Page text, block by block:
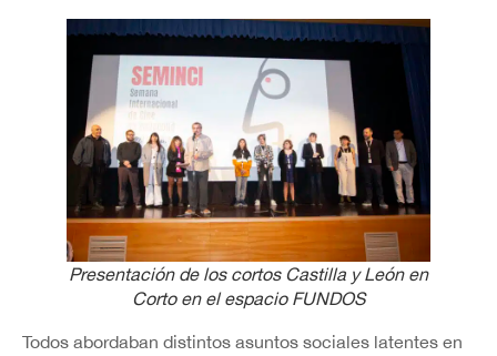
Presentación de los cortos Castilla y León en
Corto en el espacio FUNDOS
Todos abordaban distintos asuntos sociales latentes en